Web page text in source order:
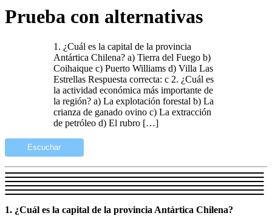
Prueba con alternativas
1. ¿Cuál es la capital de la provincia
Antártica Chilena? a) Tierra del Fuego b)
Coihaique c) Puerto Williams d) Villa Las
Estrellas Respuesta correcta: c 2. ¿Cuál es
la actividad económica más importante de
la región? a) La explotación forestal b) La
crianza de ganado ovino c) La extracción
de petróleo d) El rubro […]
Escuchar
1. ¿Cuál es la capital de la provincia Antártica Chilena?